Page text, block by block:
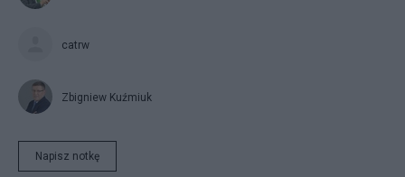
catrw
Zbigniew Kuźmiuk
Napisz notkę